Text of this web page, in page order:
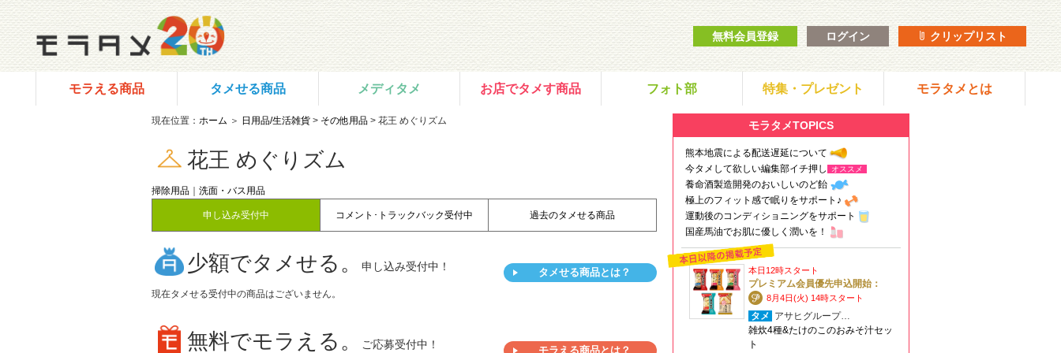
無料会員登録 ログイン クリップリスト
モラえる商品 タメせる商品 メディタメ お店でタメす商品 フォト部 特集・プレゼント モラタメとは
現在位置： ホーム ＞ 日用品/生活雑貨 > その他用品 > 花王 めぐりズム
花王 めぐりズム
掃除用品 洗面・バス用品
申し込み受付中 コメント･トラックバック受付中 過去のタメせる商品
少額でタメせる。 申し込み受付中！ タメせる商品とは？
現在タメせる受付中の商品はございません。
無料でモラえる。 ご応募受付中！ モラえる商品とは？
モラタメTOPICS
熊本地震による配送遅延について
今タメして欲しい編集部イチ押し
オススメ
養命酒製造開発のおいしいのど飴
極上のフィット感で眠りをサポート♪
運動後のコンディショニングをサポート
国産馬油でお肌に優しく潤いを！
本日12時スタート
プレミアム会員優先申込開始：
8月4日(火) 14時スタート
タメ アサヒグループ…
雑炊4種&たけのこのおみそ汁セッ
ト